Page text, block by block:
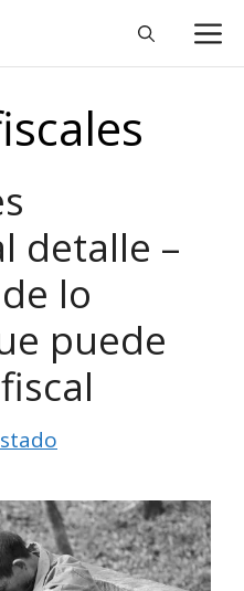
detalle –
lo
puede